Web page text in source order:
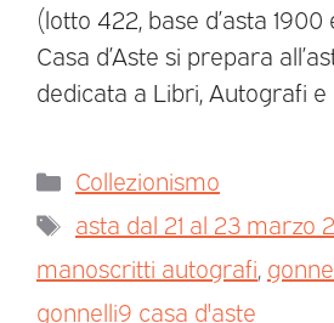
(lotto 422, base d’asta
Casa d’Aste si prepara
dedicata a Libri, Autografi e
Collezionismo
asta dal 21 al 23 marzo
manoscritti autografi
gonnelli9 casa d'aste